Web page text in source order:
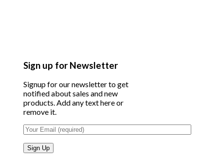
Sign up for Newsletter
Signup for our newsletter to get
notified about sales and new
products. Add any text here or
remove it.